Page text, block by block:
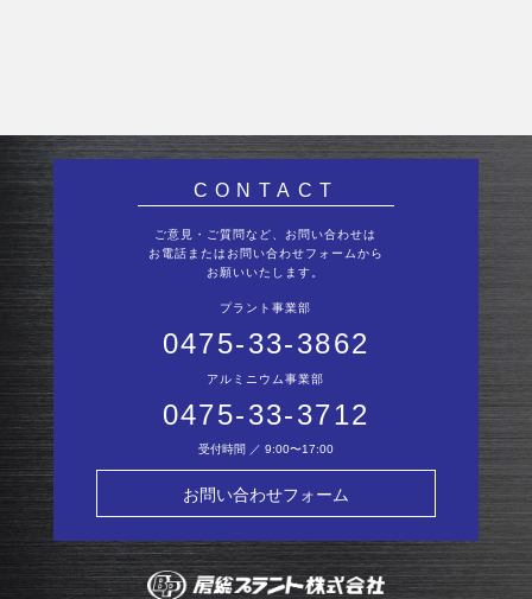
CONTACT
ご意見・ご質問など、お問い合わせは
お電話またはお問い合わせフォームから
お願いいたします。
プラント事業部
0475-33-3862
アルミニウム事業部
0475-33-3712
受付時間 ／ 9:00〜17:00
お問い合わせフォーム